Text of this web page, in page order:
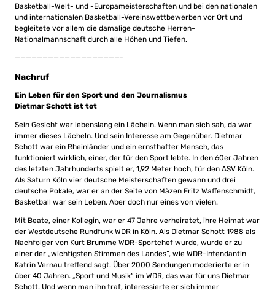
Basketball-Welt- und -Europameisterschaften und bei den nationalen
und internationalen Basketball-Vereinswettbewerben vor Ort und
begleitete vor allem die damalige deutsche Herren-
Nationalmannschaft durch alle Höhen und Tiefen.
———————————————————-
Nachruf
Ein Leben für den Sport und den Journalismus
Dietmar Schott ist tot
Sein Gesicht war lebenslang ein Lächeln. Wenn man sich sah, da war
immer dieses Lächeln. Und sein Interesse am Gegenüber. Dietmar
Schott war ein Rheinländer und ein ernsthafter Mensch, das
funktioniert wirklich, einer, der für den Sport lebte. In den 60er Jahren
des letzten Jahrhunderts spielt er, 1,92 Meter hoch, für den ASV Köln.
Als Saturn Köln vier deutsche Meisterschaften gewann und drei
deutsche Pokale, war er an der Seite von Mäzen Fritz Waffenschmidt,
Basketball war sein Leben. Aber doch nur eines von vielen.
Mit Beate, einer Kollegin, war er 47 Jahre verheiratet, ihre Heimat war
der Westdeutsche Rundfunk WDR in Köln. Als Dietmar Schott 1988 als
Nachfolger von Kurt Brumme WDR-Sportchef wurde, wurde er zu
einer der „wichtigsten Stimmen des Landes“, wie WDR-Intendantin
Katrin Vernau treffend sagt. Über 2000 Sendungen moderierte er in
über 40 Jahren. „Sport und Musik“ im WDR, das war für uns Dietmar
Schott. Und wenn man ihn traf, interessierte er sich immer